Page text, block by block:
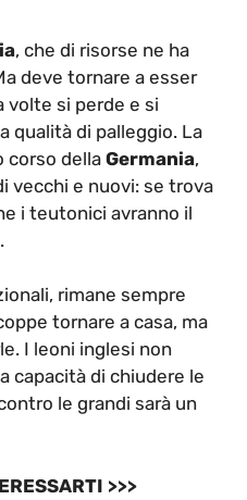
, che di risorse ne ha
deve tornare a esser
volte si perde e si
qualità di palleggio. La
corso della Germania,
vecchi e nuovi: se trova
i teutonici avranno il
rimane sempre
tornare a casa, ma
I leoni inglesi non
capacità di chiudere le
le grandi sarà un
>>>